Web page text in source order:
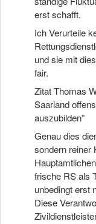
erst schafft.
Ich Verurteile
und sie mit
fair.
Zitat Thomas
Saarland
auszubilden”
Genau dies
sondern reiner
frische RS als
unbedingt erst
Diese